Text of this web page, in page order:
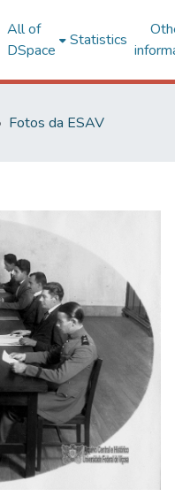
All of
DSpace
Statistics
Fotos da ESAV